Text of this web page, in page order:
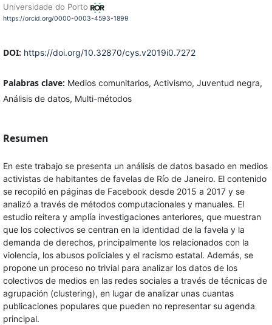
Universidade do Porto
https://orcid.org/0000-0003-4593-1899
DOI: https://doi.org/10.32870/cys.v2019i0.7272
Palabras clave: Medios comunitarios, Activismo, Juventud negra,
Análisis de datos, Multi-métodos
Resumen
En este trabajo se presenta un análisis de datos basado en medios
activistas de habitantes de favelas de Río de Janeiro. El contenido
se recopiló en páginas de Facebook desde 2015 a 2017 y se
analizó a través de métodos computacionales y manuales. El
estudio reitera y amplía investigaciones anteriores, que muestran
que los colectivos se centran en la identidad de la favela y la
demanda de derechos, principalmente los relacionados con la
violencia, los abusos policiales y el racismo estatal. Además, se
propone un proceso no trivial para analizar los datos de los
colectivos de medios en las redes sociales a través de técnicas de
agrupación (clustering), en lugar de analizar unas cuantas
publicaciones populares que pueden no representar su agenda
principal.